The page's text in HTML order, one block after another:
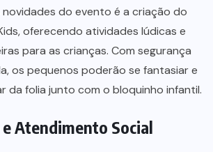
novidades do evento é a criação do
oferecendo atividades lúdicas e
para as crianças. Com segurança
os pequenos poderão se fantasiar e
da folia junto com o bloquinho infantil.
e Atendimento Social